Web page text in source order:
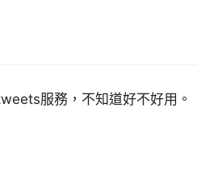
服務，不知道好不好用。